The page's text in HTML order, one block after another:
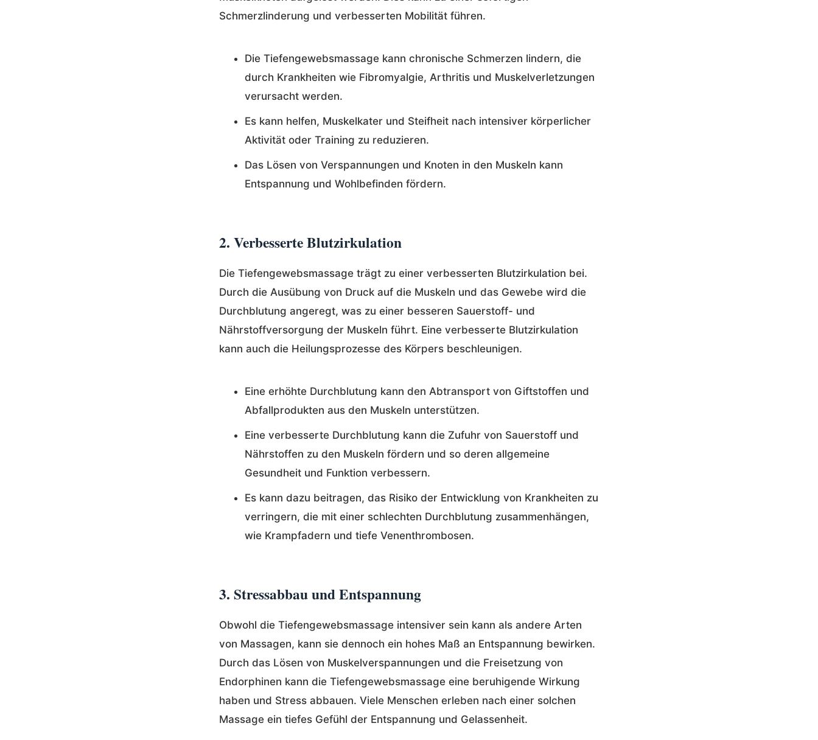
Schmerzlinderung und verbesserten Mobilität führen.
Die Tiefengewebsmassage kann chronische Schmerzen lindern, die
durch Krankheiten wie Fibromyalgie, Arthritis und Muskelverletzungen
verursacht werden.
Es kann helfen, Muskelkater und Steifheit nach intensiver körperlicher
Aktivität oder Training zu reduzieren.
Das Lösen von Verspannungen und Knoten in den Muskeln kann
Entspannung und Wohlbefinden fördern.
2. Verbesserte Blutzirkulation
Die Tiefengewebsmassage trägt zu einer verbesserten Blutzirkulation bei.
Durch die Ausübung von Druck auf die Muskeln und das Gewebe wird die
Durchblutung angeregt, was zu einer besseren Sauerstoff- und
Nährstoffversorgung der Muskeln führt. Eine verbesserte Blutzirkulation
kann auch die Heilungsprozesse des Körpers beschleunigen.
Eine erhöhte Durchblutung kann den Abtransport von Giftstoffen und
Abfallprodukten aus den Muskeln unterstützen.
Eine verbesserte Durchblutung kann die Zufuhr von Sauerstoff und
Nährstoffen zu den Muskeln fördern und so deren allgemeine
Gesundheit und Funktion verbessern.
Es kann dazu beitragen, das Risiko der Entwicklung von Krankheiten zu
verringern, die mit einer schlechten Durchblutung zusammenhängen,
wie Krampfadern und tiefe Venenthrombosen.
3. Stressabbau und Entspannung
Obwohl die Tiefengewebsmassage intensiver sein kann als andere Arten
von Massagen, kann sie dennoch ein hohes Maß an Entspannung bewirken.
Durch das Lösen von Muskelverspannungen und die Freisetzung von
Endorphinen kann die Tiefengewebsmassage eine beruhigende Wirkung
haben und Stress abbauen. Viele Menschen erleben nach einer solchen
Massage ein tiefes Gefühl der Entspannung und Gelassenheit.